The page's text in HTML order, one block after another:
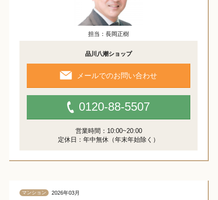
担当：長岡正樹
品川八潮ショップ
メールでのお問い合わせ
0120-88-5507
営業時間：10:00~20:00
定休日：年中無休（年末年始除く）
マンション 2026年03月